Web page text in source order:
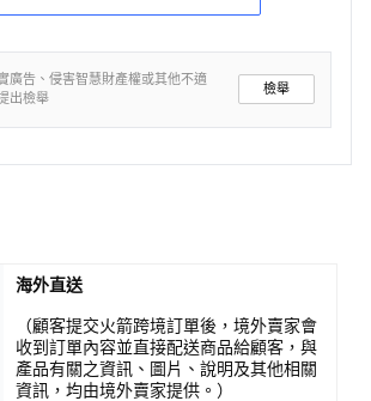
廣告、侵害智慧財產權或其他不適
出檢舉
檢舉
海外直送
（顧客提交火箭跨境訂單後，境外賣家會
收到訂單內容並直接配送商品給顧客，與
產品有關之資訊、圖片、說明及其他相關
資訊，均由境外賣家提供。）